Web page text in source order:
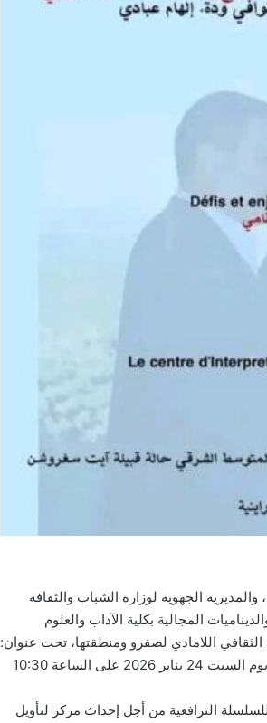
الجهوية لوزارة الشباب والثقافة
المجالية بكلية الآداب والعلوم
اللامادي لصفرو ومنطقتها، تحت عنوان:
“التراث الثقافي اللامادي لصفرو ومنطقتها: الغنى والتنوع وآفاق التثمين”، وذلك يوم السبت 24 يناير 2026 على الساعة 10:30
الترافعية من أجل إحداث مركز لتأويل